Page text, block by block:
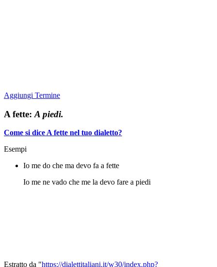
Aggiungi Termine
A fette: A piedi.
Come si dice A fette nel tuo dialetto?
Esempi
Io me do che ma devo fa a fette
Io me ne vado che me la devo fare a piedi
Estratto da "https://dialettitaliani.it/w30/index.php?